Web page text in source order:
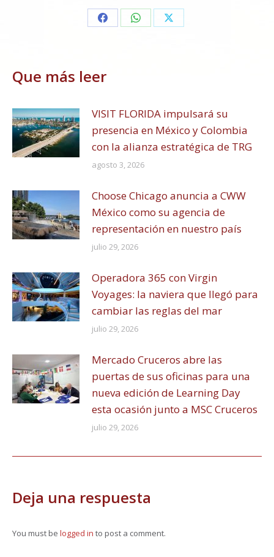
Share Share Share
Que más leer
VISIT FLORIDA impulsará su
presencia en México y Colombia
con la alianza estratégica de TRG
agosto 3, 2026
Choose Chicago anuncia a CWW
México como su agencia de
representación en nuestro país
julio 29, 2026
Operadora 365 con Virgin
Voyages: la naviera que llegó para
cambiar las reglas del mar
julio 29, 2026
Mercado Cruceros abre las
puertas de sus oficinas para una
nueva edición de Learning Day
esta ocasión junto a MSC Cruceros
julio 29, 2026
Deja una respuesta
You must be logged in to post a comment.